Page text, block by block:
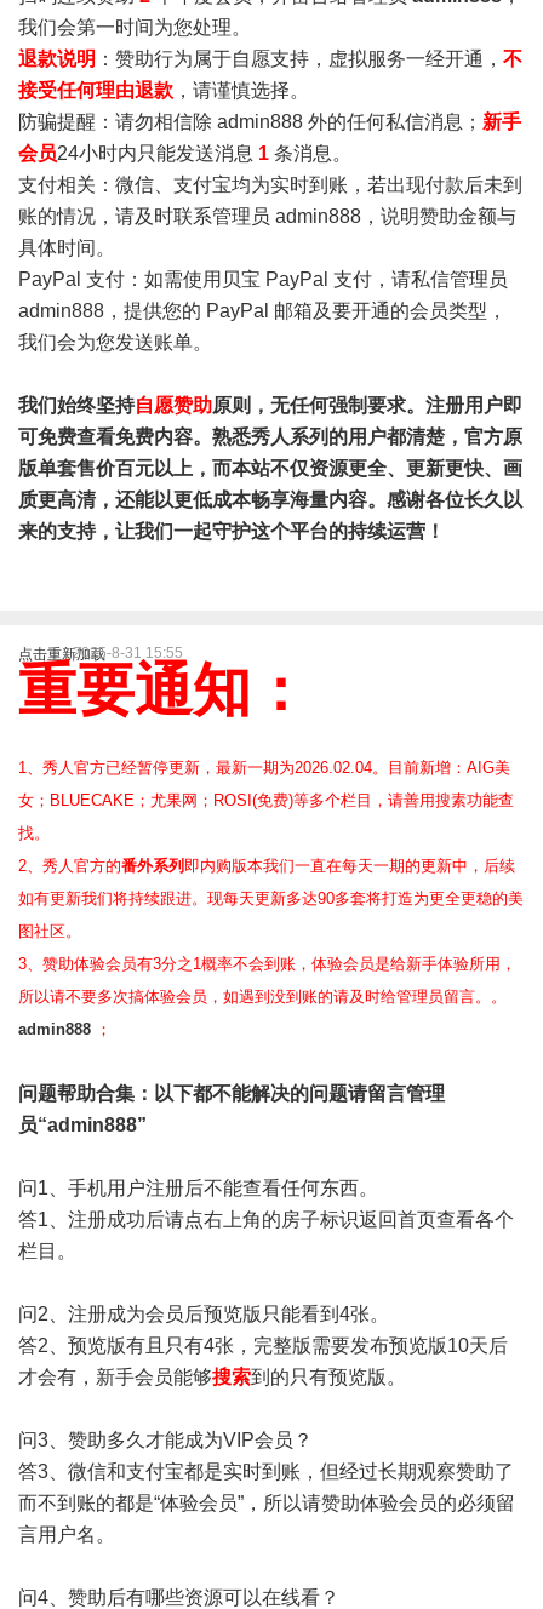
我们会第一时间为您处理。
退款说明 ：赞助行为属于自愿支持，虚拟服务一经开通， 不
接受任何理由退款 ，请谨慎选择。
防骗提醒：请勿相信除 admin888 外的任何私信消息； 新手
会员24小时内只能发送消息 1 条消息。
支付相关：微信、支付宝均为实时到账，若出现付款后未到
账的情况，请及时联系管理员 admin888，说明赞助金额与
具体时间。
PayPal 支付：如需使用贝宝 PayPal 支付，请私信管理员
admin888，提供您的 PayPal 邮箱及要开通的会员类型，
我们会为您发送账单。
我们始终坚持自愿赞助原则，无任何强制要求。注册用户即
可免费查看免费内容。熟悉秀人系列的用户都清楚，官方原
版单套售价百元以上，而本站不仅资源更全、更新更快、画
质更高清，还能以更低成本畅享海量内容。感谢各位长久以
来的支持，让我们一起守护这个平台的持续运营！
点击重新加载2025-8-31 15:55
重要通知：
1、秀人官方已经暂停更新，最新一期为2026.02.04。目前新增：AIG美
女；BLUECAKE；尤果网；ROSI(免费)等多个栏目，请善用搜素功能查
找。
2、 秀人官方的番外系列 即内购版本我们一直在每天一期的更新中，后续
如有更新我们将持续跟进。现每天更新多达90多套将打造为更全更稳的美
图社区。
3、赞助体验会员有3分之1概率不会到账，体验会员是给新手体验所用，
所以请不要多次搞体验会员，如遇到没到账的请及时给管理员留言。。
admin888 ；
问题帮助合集 ：以下都不能解决的问题请留言管理
员“admin888”
问1、手机用户注册后不能查看任何东西。
答1、注册成功后请点右上角的房子标识返回首页查看各个
栏目。
问2、注册成为会员后预览版只能看到4张。
答2、预览版有且只有4张，完整版需要发布预览版10天后
才会有，新手会员能够搜索到的只有预览版。
问3、赞助多久才能成为VIP会员？
答3、微信和支付宝都是实时到账，但经过长期观察赞助了
而不到账的都是“体验会员”，所以请赞助体验会员的必须留
言用户名。
问4、赞助后有哪些资源可以在线看？